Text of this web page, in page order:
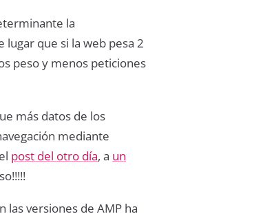
la
que si la web pesa 2
peso y menos peticiones
más datos de los
mediante
post del otro día, a un
las versiones de AMP ha